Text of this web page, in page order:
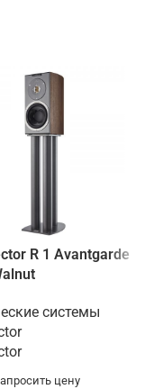
R 1 Avantgarde
системы
цену